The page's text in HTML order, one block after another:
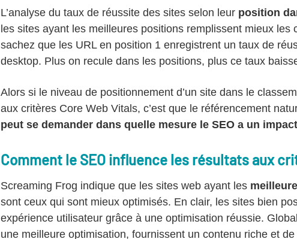
L’analyse du taux de réussite des sites selon leur position
les sites ayant les meilleures positions remplissent mieux les
sachez que les URL en position 1 enregistrent un taux de
desktop. Plus on recule dans les positions, plus ce taux
Alors si le niveau de positionnement d’un site dans le
aux critères Core Web Vitals, c’est que le référencement
peut se demander dans quelle mesure le SEO a un impact
Comment le SEO influence les résultats aux
Screaming Frog indique que les sites web ayant les
sont ceux qui sont mieux optimisés. En clair, les sites bien
expérience utilisateur grâce à une optimisation réussie.
une meilleure optimisation, fournissent un contenu riche et